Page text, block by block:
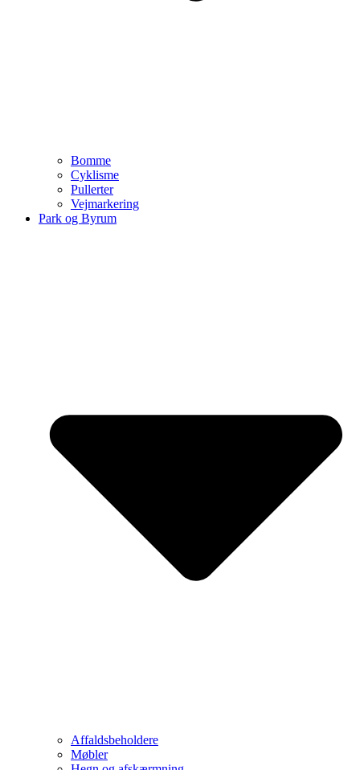
Bomme
Cyklisme
Pullerter
Vejmarkering
Park og Byrum
Affaldsbeholdere
Møbler